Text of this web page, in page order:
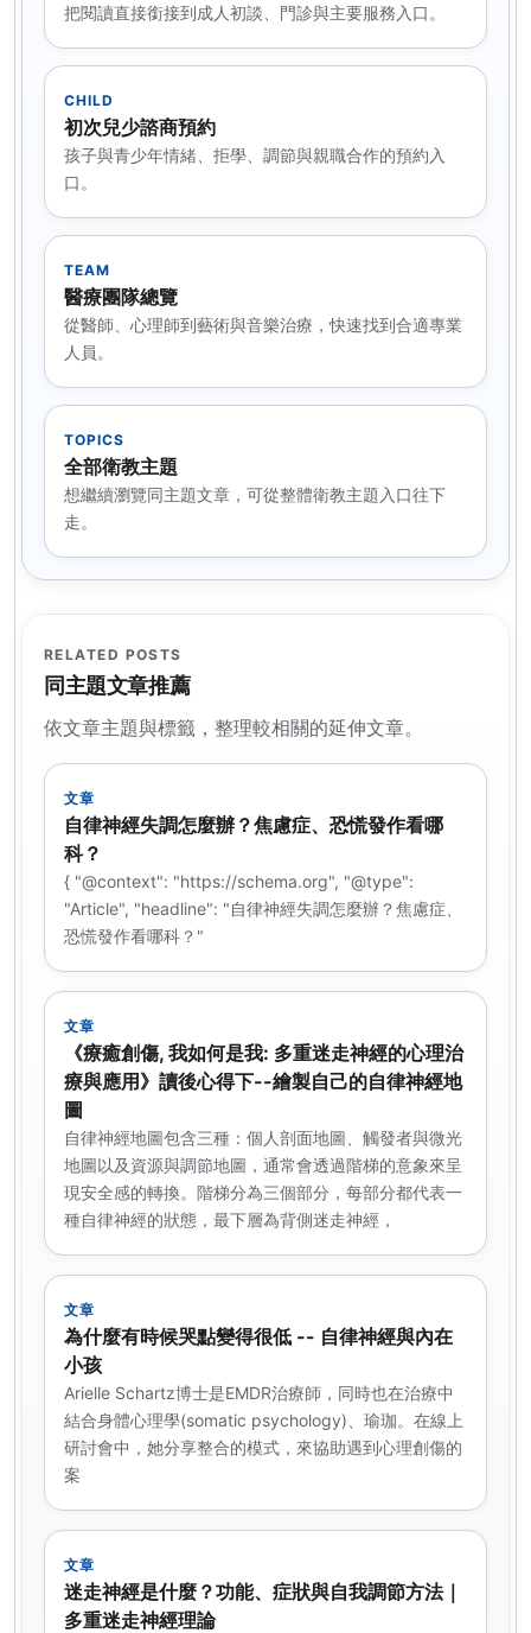
把閱讀直接銜接到成人初談、門診與主要服務入口。
CHILD
初次兒少諮商預約
孩子與青少年情緒、拒學、調節與親職合作的預約入
口。
TEAM
醫療團隊總覽
從醫師、心理師到藝術與音樂治療，快速找到合適專業
人員。
TOPICS
全部衛教主題
想繼續瀏覽同主題文章，可從整體衛教主題入口往下
走。
RELATED POSTS
同主題文章推薦
依文章主題與標籤，整理較相關的延伸文章。
文章
自律神經失調怎麼辦？焦慮症、恐慌發作看哪
科？
{ "@context": "https://schema.org", "@type":
"Article", "headline": "自律神經失調怎麼辦？焦慮症、
恐慌發作看哪科？"
文章
《療癒創傷, 我如何是我: 多重迷走神經的心理治
療與應用》讀後心得下--繪製自己的自律神經地
圖
自律神經地圖包含三種：個人剖面地圖、觸發者與微光
地圖以及資源與調節地圖，通常會透過階梯的意象來呈
現安全感的轉換。階梯分為三個部分，每部分都代表一
種自律神經的狀態，最下層為背側迷走神經，
文章
為什麼有時候哭點變得很低 -- 自律神經與內在
小孩
Arielle Schartz博士是EMDR治療師，同時也在治療中
結合身體心理學(somatic psychology)、瑜珈。在線上
研討會中，她分享整合的模式，來協助遇到心理創傷的
案
文章
迷走神經是什麼？功能、症狀與自我調節方法｜
多重迷走神經理論